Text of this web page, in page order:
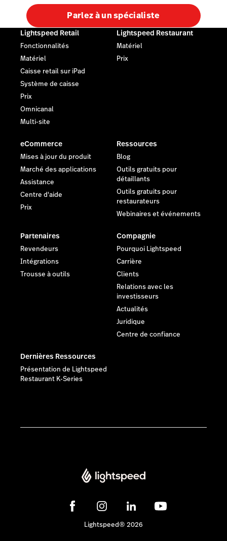
Parlez à un spécialiste
Lightspeed Retail
Fonctionnalités
Matériel
Caisse retail sur iPad
Système de caisse
Prix
Omnicanal
Multi-site
Lightspeed Restaurant
Matériel
Prix
eCommerce
Mises à jour du produit
Marché des applications
Assistance
Centre d'aide
Prix
Ressources
Blog
Outils gratuits pour
détaillants
Outils gratuits pour
restaurateurs
Webinaires et événements
Partenaires
Revendeurs
Intégrations
Trousse à outils
Compagnie
Pourquoi Lightspeed
Carrière
Clients
Relations avec les
investisseurs
Actualités
Juridique
Centre de confiance
Dernières Ressources
Présentation de Lightspeed
Restaurant K-Series
Lightspeed® 2026